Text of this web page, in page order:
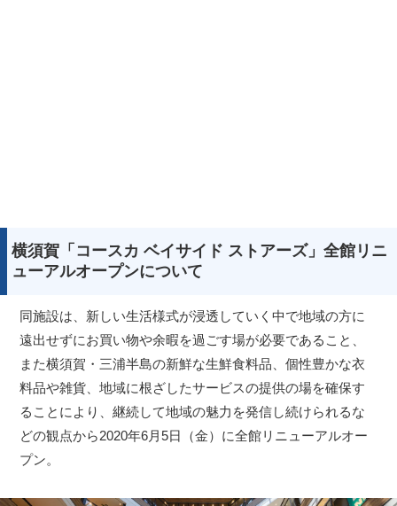
横須賀「コースカ ベイサイド ストアーズ」全館リニ
ューアルオープンについて
同施設は、新しい生活様式が浸透していく中で地域の方に
遠出せずにお買い物や余暇を過ごす場が必要であること、
また横須賀・三浦半島の新鮮な生鮮食料品、個性豊かな衣
料品や雑貨、地域に根ざしたサービスの提供の場を確保す
ることにより、継続して地域の魅力を発信し続けられるな
どの観点から2020年6月5日（金）に全館リニューアルオー
プン。